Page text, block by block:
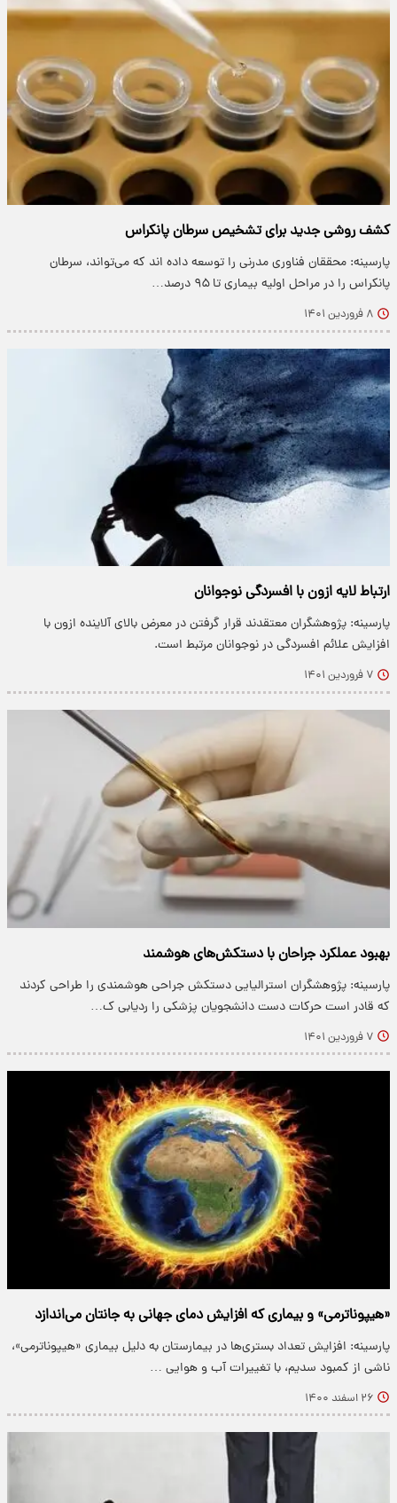
کشف روشی جدید برای تشخیص سرطان پانکراس
پارسینه: محققان فناوری مدرنی را توسعه داده اند که می‌تواند، سرطان
پانکراس را در مراحل اولیه بیماری تا ۹۵ درصد…
۸ فروردین ۱۴۰۱
ارتباط لایه ازون با افسردگی نوجوانان
پارسینه: پژوهشگران معتقدند قرار گرفتن در معرض بالای آلاینده ازون با
افزایش علائم افسردگی در نوجوانان مرتبط است.
۷ فروردین ۱۴۰۱
بهبود عملکرد جراحان با دستکش‌های هوشمند
پارسینه: پژوهشگران استرالیایی دستکش‌ جراحی هوشمندی را طراحی کردند
که قادر است حرکات دست دانشجویان پزشکی را ردیابی ک…
۷ فروردین ۱۴۰۱
«هیپوناترمی» و بیماری که افزایش دمای جهانی به جانتان می‌اندازد
پارسینه: افزایش تعداد بستری‌ها در بیمارستان به دلیل بیماری «هیپوناترمی»،
ناشی از کمبود سدیم، با تغییرات آب و هوایی …
۲۶ اسفند ۱۴۰۰